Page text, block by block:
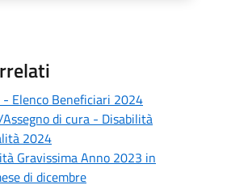
- Elenco Beneficiari 2024
di cura - Disabilità
2024
Gravissima Anno 2023 in
di dicembre